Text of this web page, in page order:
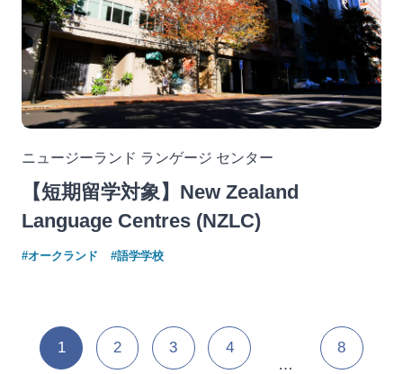
ニュージーランド ランゲージ センター
【短期留学対象】New Zealand
Language Centres (NZLC)
#オークランド #語学学校
1 2 3
4
…
8